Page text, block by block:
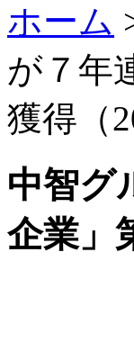
ホーム
が７年
獲得（
中智グ
企業」